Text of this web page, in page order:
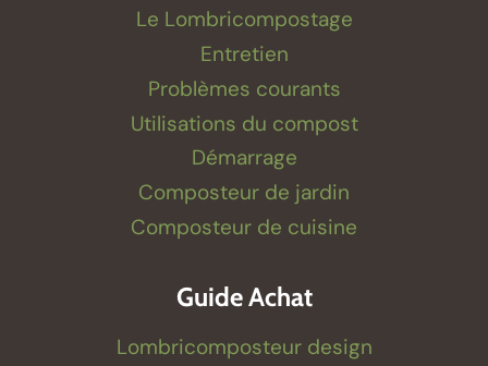
Le Lombricompostage
Entretien
Problèmes courants
Utilisations du compost
Démarrage
Composteur de jardin
Composteur de cuisine
Guide Achat
Lombricomposteur design